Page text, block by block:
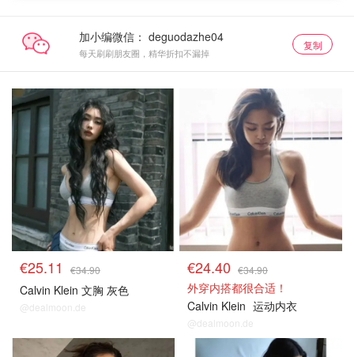
加小编微信：
每天刷刷朋友圈，精华折扣不漏掉
复制
€25.11 €34.90
Calvin Klein 文胸 灰色
@dealmoon.de
€24.40 €34.90
外穿内搭都很合适！
Calvin Klein 运动内衣
@dealmoon.de